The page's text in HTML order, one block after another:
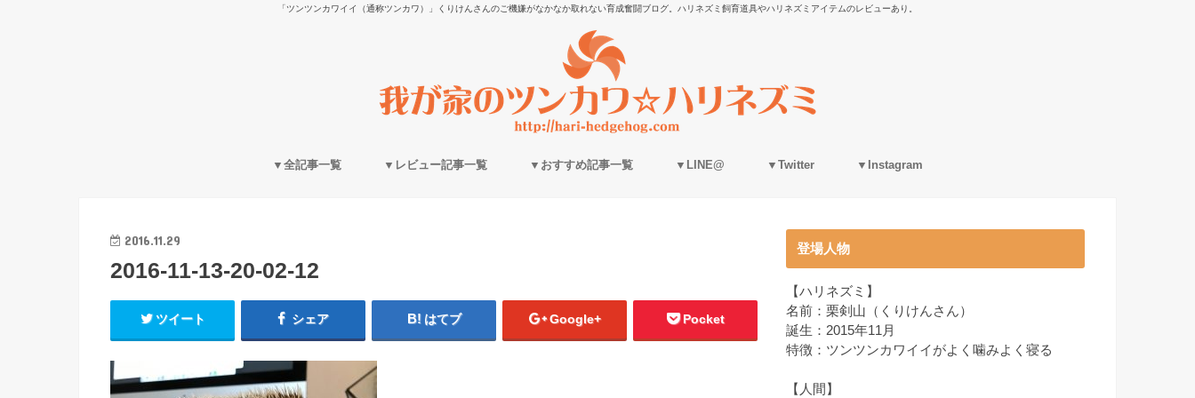
「ツンツンカワイイ（通称ツンカワ）」くりけんさんのご機嫌がなかなか取れない育成奮闘ブログ。ハリネズミ飼育道具やハリネズミアイテムのレビューあり。
▼全記事一覧 ▼レビュー記事一覧 ▼おすすめ記事一覧 ▼LINE@ ▼Twitter ▼Instagram
2016.11.29
2016-11-13-20-02-12
ツイート シェア はてブ Google+ Pocket
登場人物
【ハリネズミ】
名前：栗剣山（くりけんさん）
誕生：2015年11月
特徴：ツンツンカワイイがよく噛みよく寝る
【人間】